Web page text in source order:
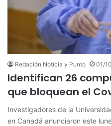
Redación Noticia y Punto 01/
Identifican 26
que bloquean el
Investigadores de la
en Canadá anunciaron este